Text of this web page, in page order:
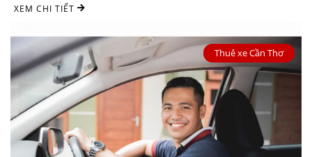
uy tín? Dưới ...
XEM CHI TIẾT
Thuê xe Cần Thơ